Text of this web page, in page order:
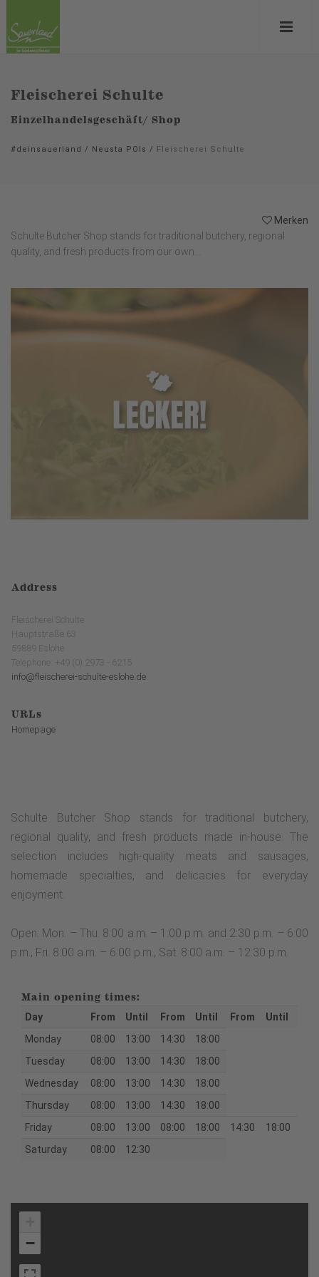
Fleischerei Schulte
Einzelhandelsgeschäft/ Shop
#deinsauerland / Neusta POIs / Fleischerei Schulte
Merken
Schulte Butcher Shop stands for traditional butchery, regional
quality, and fresh products from our own...
Address
Fleischerei Schulte
Hauptstraße 63
59889 Eslohe
Telephone: +49 (0) 2973 - 6215
info@fleischerei-schulte-eslohe.de
URLs
Homepage
Schulte Butcher Shop stands for traditional butchery,
regional quality, and fresh products made in-house. The
selection includes high-quality meats and sausages,
homemade specialties, and delicacies for everyday
enjoyment.
Open: Mon. – Thu. 8:00 a.m. – 1:00 p.m. and 2:30 p.m. – 6:00
p.m., Fri. 8:00 a.m. – 6:00 p.m., Sat. 8:00 a.m. – 12:30 p.m.
Main opening times:
Day From Until From Until From
Until
Monday
08:00 13:00 14:30
18:00
Tuesday
08:00 13:00 14:30
18:00
Wednesday
08:00 13:00 14:30
18:00
Thursday
08:00 13:00 14:30
18:00
Friday
08:00 13:00 08:00 18:00 14:30
18:00
Saturday
08:00 12:30
−